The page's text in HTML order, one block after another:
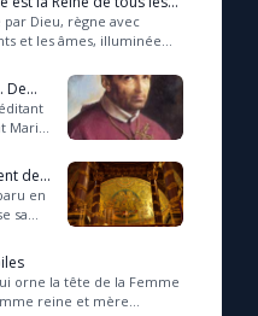
Dieu, règne avec
et les âmes, illuminée
De
Marie,
de
en
sa
orne la tête de la Femme
reine et mère